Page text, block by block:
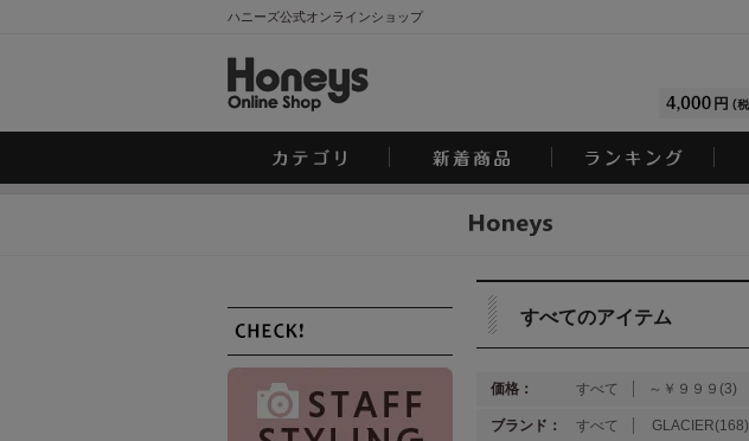
ハニーズ公式オンラインショップ
すべてのアイテム
価格： すべて ～￥９９９(3)
ブランド： すべて GLACIER(168)